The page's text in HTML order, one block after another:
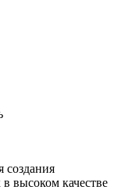
создания
высоком качестве